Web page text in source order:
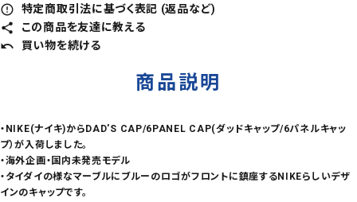
error_outline 特定商取引法に基づく表記 (返品など)
share この商品を友達に教える
undo 買い物を続ける
商品説明
・NIKE(ナイキ)からDAD'S CAP/6PANEL CAP(ダッドキャップ/6パネルキャッ
プ）が入荷しました。
・海外企画・国内未発売モデル
・タイダイの様なマーブルにブルーのロゴがフロントに鎮座するNIKEらしいデザ
インのキャップです。